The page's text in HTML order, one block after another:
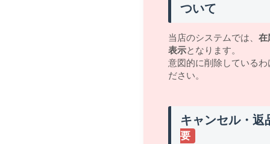
ついて
当店のシステムでは、 在
表示となります。
意図的に削除している
ださい。
キャンセル・返
要